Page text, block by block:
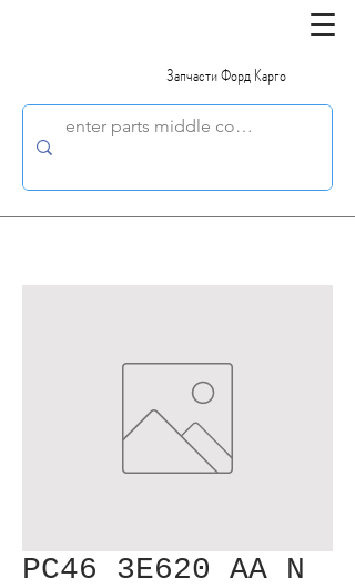
Запчасти Форд Карго
PC46 3E620 AA N